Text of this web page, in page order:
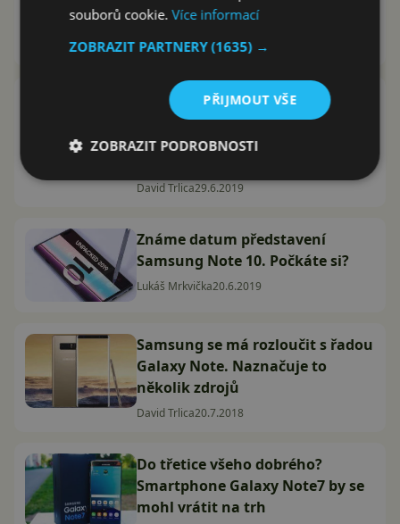
zařízeními
Jakub Kárník16.9.2019
Samsung Galaxy Note10+ na
prvních fotografiích.
Bezrámečkový displej s
David Trlica29.6.2019
Známe datum představení
Samsung Note 10. Počkáte si?
Lukáš Mrkvička20.6.2019
Samsung se má rozloučit s řadou
Galaxy Note. Naznačuje to
několik zdrojů
David Trlica20.7.2018
Do třetice všeho dobrého?
Smartphone Galaxy Note7 by se
mohl vrátit na trh
souborů cookie.Více informací
ZOBRAZIT PARTNERY(1635) →
PŘIJMOUT VŠE
ZOBRAZIT PODROBNOSTI